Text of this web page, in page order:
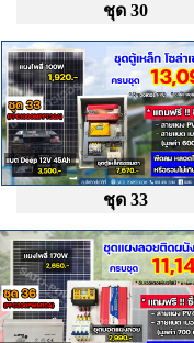
ชุด 30
ชุด 33